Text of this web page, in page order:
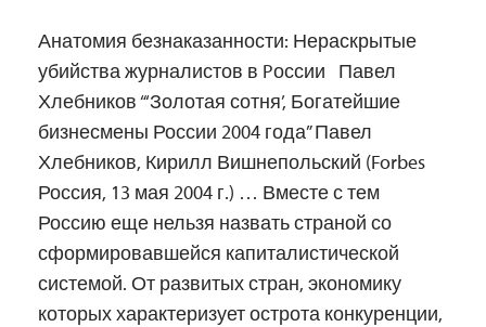
Анатомия безнаказанности: Нераскрытые
убийства журналистов в Pоссии Павел
Хлебников “‘Золотая сотня’, Богатейшие
бизнесмены России 2004 года” Павел
Хлебников, Кирилл Вишнепольский (Forbes
Россия, 13 мая 2004 г.) … Вместе с тем
Россию еще нельзя назвать страной со
сформировавшейся капиталистической
системой. От развитых стран, экономику
которых характеризует острота конкуренции,